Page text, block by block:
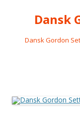
Dansk
Dansk Gordon